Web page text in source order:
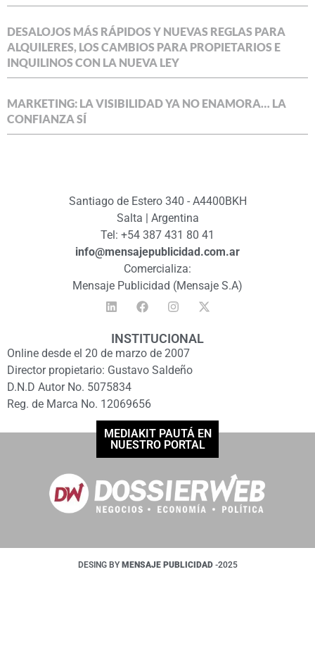
DESALOJOS MÁS RÁPIDOS Y NUEVAS REGLAS PARA
ALQUILERES, LOS CAMBIOS PARA PROPIETARIOS E
INQUILINOS CON LA NUEVA LEY
MARKETING: LA VISIBILIDAD YA NO ENAMORA… LA
CONFIANZA SÍ
Santiago de Estero 340 - A4400BKH
Salta | Argentina
Tel: +54 387 431 80 41
info@mensajepublicidad.com.ar
Comercializa:
Mensaje Publicidad (Mensaje S.A)
INSTITUCIONAL
Online desde el 20 de marzo de 2007
Director propietario: Gustavo Saldeño
D.N.D Autor No. 5075834
Reg. de Marca No. 12069656
MEDIAKIT PAUTÁ EN
NUESTRO PORTAL
DESING BY MENSAJE PUBLICIDAD -2025